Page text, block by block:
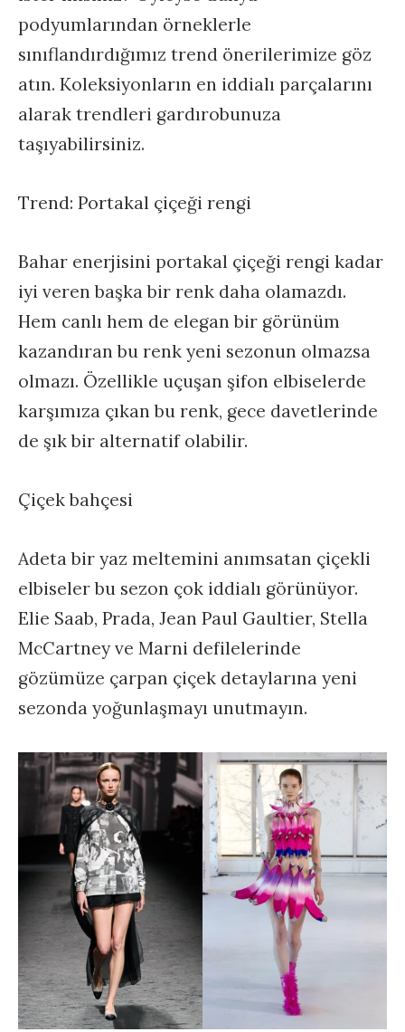
podyumlarından örneklerle
sınıflandırdığımız trend önerilerimize göz
atın. Koleksiyonların en iddialı parçalarını
alarak trendleri gardırobunuza
taşıyabilirsiniz.
Trend: Portakal çiçeği rengi
Bahar enerjisini portakal çiçeği rengi kadar
iyi veren başka bir renk daha olamazdı.
Hem canlı hem de elegan bir görünüm
kazandıran bu renk yeni sezonun olmazsa
olmazı. Özellikle uçuşan şifon elbiselerde
karşımıza çıkan bu renk, gece davetlerinde
de şık bir alternatif olabilir.
Çiçek bahçesi
Adeta bir yaz meltemini anımsatan çiçekli
elbiseler bu sezon çok iddialı görünüyor.
Elie Saab, Prada, Jean Paul Gaultier, Stella
McCartney ve Marni defilelerinde
gözümüze çarpan çiçek detaylarına yeni
sezonda yoğunlaşmayı unutmayın.